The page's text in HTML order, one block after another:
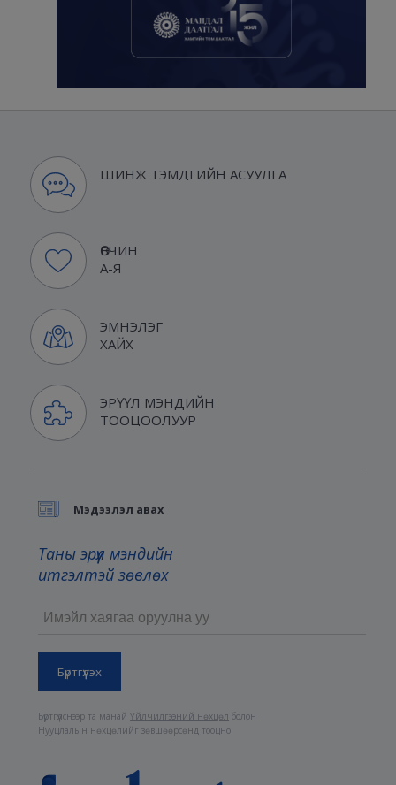
ШИНЖ ТЭМДГИЙН АСУУЛГА
ӨВЧИН
А-Я
ЭМНЭЛЭГ
ХАЙХ
ЭРҮҮЛ МЭНДИЙН
ТООЦООЛУУР
Мэдээлэл авах
Таны эрүүл мэндийн
итгэлтэй зөвлөх
Бүртгүүлснээр та манайҮйлчилгээний нөхцөл болон
Нууцлалын нөхцөлийг зөвшөөрсөнд тооцно.